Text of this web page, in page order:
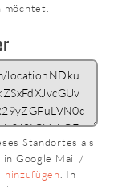
möchtet.
Standortes als
Google Mail /
hinzufügen. In